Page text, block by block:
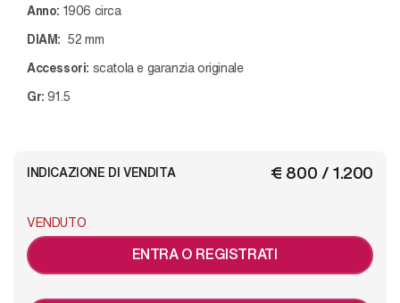
Anno: 1906 circa
DIAM: 52mm
Accessori: scatola e garanzia originale
Gr:91.5
€ 800 / 1.200
INDICAZIONE DI VENDITA
VENDUTO
ENTRA O REGISTRATI